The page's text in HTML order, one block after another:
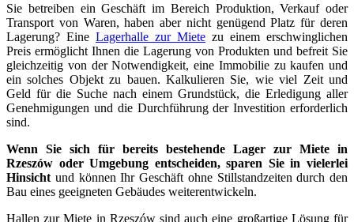
Sie betreiben ein Geschäft im Bereich Produktion, Verkauf oder
Transport von Waren, haben aber nicht genügend Platz für deren
Lagerung? Eine Lagerhalle zur Miete zu einem erschwinglichen
Preis ermöglicht Ihnen die Lagerung von Produkten und befreit Sie
gleichzeitig von der Notwendigkeit, eine Immobilie zu kaufen und
ein solches Objekt zu bauen. Kalkulieren Sie, wie viel Zeit und
Geld für die Suche nach einem Grundstück, die Erledigung aller
Genehmigungen und die Durchführung der Investition erforderlich
sind.
Wenn Sie sich für bereits bestehende Lager zur Miete in
Rzeszów oder Umgebung entscheiden, sparen Sie in vielerlei
Hinsicht und können Ihr Geschäft ohne Stillstandzeiten durch den
Bau eines geeigneten Gebäudes weiterentwickeln.
Hallen zur Miete in Rzeszów sind auch eine großartige Lösung für